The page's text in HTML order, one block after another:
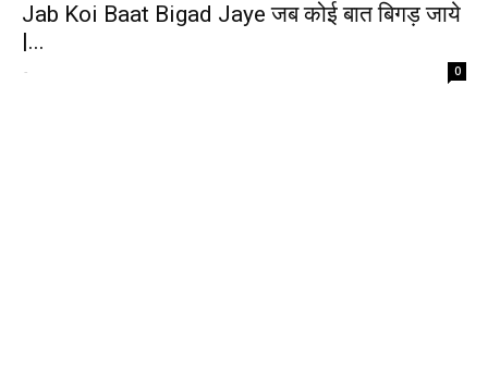
Jab Koi Baat Bigad Jaye जब कोई बात बिगड़ जाये
|...
- 0